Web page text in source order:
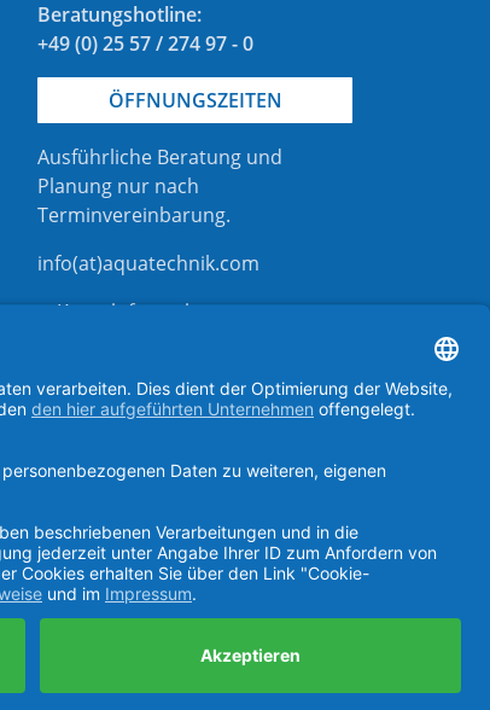
Beratungshotline:
+49 (0) 25 57 / 274 97 - 0
ÖFFNUNGSZEITEN
Ausführliche Beratung und
Planung nur nach
Terminvereinbarung.
info(at)aquatechnik.com
Kontaktformular
aquatechnik bei facebook
aquatechnik auf youtube